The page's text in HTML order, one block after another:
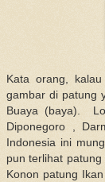
Kata orang,
gambar di patung
Buaya (baya).
Diponegoro ,
Indonesia ini
pun terlihat
Konon patung